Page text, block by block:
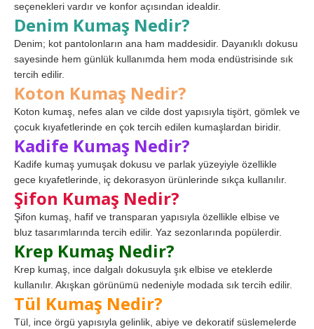
seçenekleri vardır ve konfor açısından idealdir.
Denim Kumaş Nedir?
Denim; kot pantolonların ana ham maddesidir. Dayanıklı dokusu
sayesinde hem günlük kullanımda hem moda endüstrisinde sık
tercih edilir.
Koton Kumaş Nedir?
Koton kumaş, nefes alan ve cilde dost yapısıyla tişört, gömlek ve
çocuk kıyafetlerinde en çok tercih edilen kumaşlardan biridir.
Kadife Kumaş Nedir?
Kadife kumaş yumuşak dokusu ve parlak yüzeyiyle özellikle
gece kıyafetlerinde, iç dekorasyon ürünlerinde sıkça kullanılır.
Şifon Kumaş Nedir?
Şifon kumaş, hafif ve transparan yapısıyla özellikle elbise ve
bluz tasarımlarında tercih edilir. Yaz sezonlarında popülerdir.
Krep Kumaş Nedir?
Krep kumaş, ince dalgalı dokusuyla şık elbise ve eteklerde
kullanılır. Akışkan görünümü nedeniyle modada sık tercih edilir.
Tül Kumaş Nedir?
Tül, ince örgü yapısıyla gelinlik, abiye ve dekoratif süslemelerde